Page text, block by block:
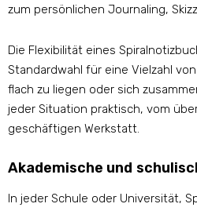
zum persönlichen Journaling,
Die Flexibilität eines
Standardwahl für eine Vielzahl
flach zu liegen oder sich
jeder Situation praktisch, vom
geschäftigen Werkstatt.
Akademische und
In jeder Schule oder Universität,